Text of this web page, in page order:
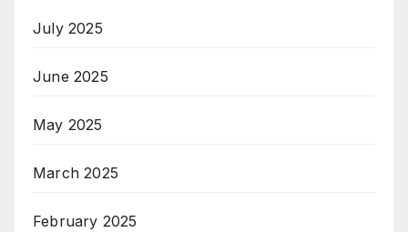
July 2025
June 2025
May 2025
March 2025
February 2025